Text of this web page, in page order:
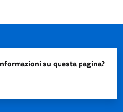
su questa pagina?